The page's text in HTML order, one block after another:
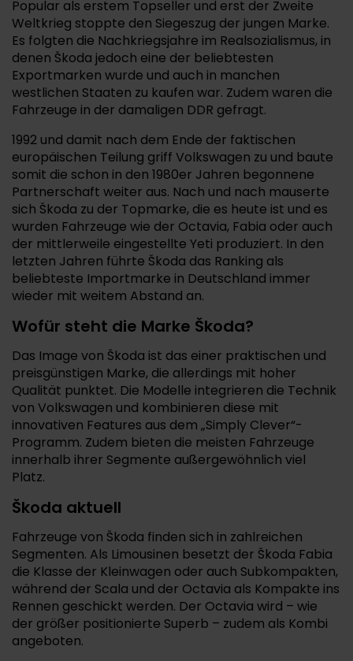
Popular als erstem Topseller und erst der Zweite
Weltkrieg stoppte den Siegeszug der jungen Marke.
Es folgten die Nachkriegsjahre im Realsozialismus, in
denen Škoda jedoch eine der beliebtesten
Exportmarken wurde und auch in manchen
westlichen Staaten zu kaufen war. Zudem waren die
Fahrzeuge in der damaligen DDR gefragt.
1992 und damit nach dem Ende der faktischen
europäischen Teilung griff Volkswagen zu und baute
somit die schon in den 1980er Jahren begonnene
Partnerschaft weiter aus. Nach und nach mauserte
sich Škoda zu der Topmarke, die es heute ist und es
wurden Fahrzeuge wie der Octavia, Fabia oder auch
der mittlerweile eingestellte Yeti produziert. In den
letzten Jahren führte Škoda das Ranking als
beliebteste Importmarke in Deutschland immer
wieder mit weitem Abstand an.
Wofür steht die Marke Škoda?
Das Image von Škoda ist das einer praktischen und
preisgünstigen Marke, die allerdings mit hoher
Qualität punktet. Die Modelle integrieren die Technik
von Volkswagen und kombinieren diese mit
innovativen Features aus dem „Simply Clever“-
Programm. Zudem bieten die meisten Fahrzeuge
innerhalb ihrer Segmente außergewöhnlich viel
Platz.
Škoda aktuell
Fahrzeuge von Škoda finden sich in zahlreichen
Segmenten. Als Limousinen besetzt der Škoda Fabia
die Klasse der Kleinwagen oder auch Subkompakten,
während der Scala und der Octavia als Kompakte ins
Rennen geschickt werden. Der Octavia wird – wie
der größer positionierte Superb – zudem als Kombi
angeboten.